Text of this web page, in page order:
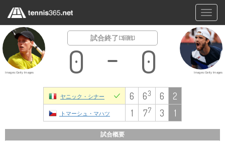
試合終了[ 3回戦 ]
0 0
Images:Getty Images Images:Getty Images
ヤニック・シナー 6 63 6 2
トマーシュ・マハツ 1 77 3 1
試合概要